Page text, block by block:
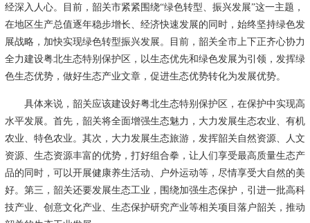
经深入人心。目前，韶关市紧紧围绕“绿色转型、振兴发展”这一主题，
在地区生产总值逐年稳步增长、经济快速发展的同时，始终坚持绿色发
展战略，加快实现绿色转型振兴发展。目前，韶关全市上下正齐心协力
全力建设粤北生态特别保护区，以生态优先和绿色发展为引领，发挥绿
色生态优势，做好生态产业文章，促进生态优势转化为发展优势。
具体来说，韶关应该建设好粤北生态特别保护区，在保护中实现高
水平发展。首先，韶关将全面增强生态魅力，大力发展生态农业、有机
农业、特色农业。其次，大力发展生态旅游，发挥韶关自然资源、人文
资源、生态资源丰富的优势，打好组合拳，让人们享受最高质量生态产
品的同时，可以开展健康养生活动、户外运动等，尽情享受大自然的美
好。第三，韶关还要发展生态工业，围绕加强生态保护，引进一批高科
技产业、创意文化产业、生态保护研究产业等相关项目落户韶关，推动